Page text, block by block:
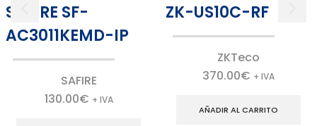
SAFIRE SF-
AC3011KEMD-IP
SAFIRE
130.00€ + IVA
ZK-US10C-RF
ZKTeco
370.00€ + IVA
AÑADIR AL CARRITO